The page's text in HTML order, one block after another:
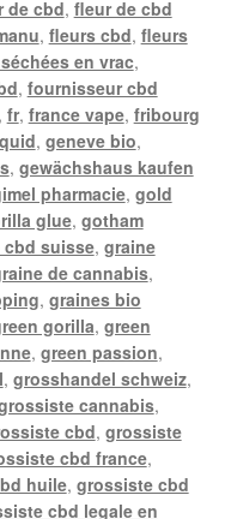
de cbd, fleur de cbd
, fleurs cbd, fleurs
en vrac,
, fournisseur cbd
, fr, france vape, fribourg
, geneve bio,
, gewächshaus kaufen
pharmacie, gold
glue, gotham
cbd suisse, graine
de cannabis,
, graines bio
gorilla, green
, green passion,
, grosshandel schweiz,
cannabis,
cbd, grossiste
cbd france,
huile, grossiste cbd
cbd legale en